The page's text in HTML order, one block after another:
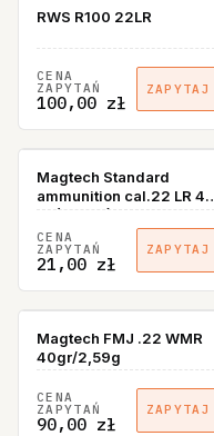
RWS R100 22LR
CENA
ZAPYTAŃ
100,00 zł
ZAPYTAJ
Magtech Standard
ammunition cal.22 LR 40
gr (50pcs)
CENA
ZAPYTAŃ
21,00 zł
ZAPYTAJ
Magtech FMJ .22 WMR
40gr/2,59g
CENA
ZAPYTAŃ
90,00 zł
ZAPYTAJ